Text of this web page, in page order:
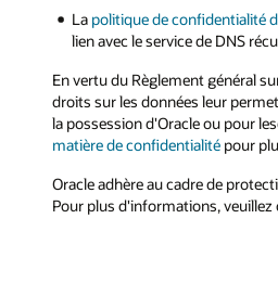
La politique de confidentialité
lien avec le service de DNS
En vertu du Règlement général
droits sur les données leur
la possession d'Oracle ou pour
matière de confidentialité pour
Oracle adhère au cadre de
Pour plus d'informations, veuillez